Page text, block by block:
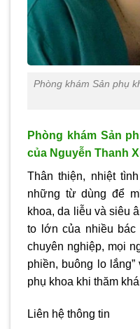
Phòng khám Sản phụ
Phòng khám Sản
của Nguyễn Thanh
Thân thiện, nhiệt
những từ dùng để
khoa, da liễu và siêu
to lớn của nhiều bác
chuyên nghiệp, mọi
phiền, buông lo
phụ khoa khi thăm
Liên hệ thông tin